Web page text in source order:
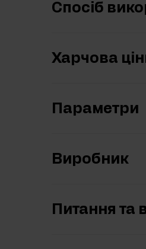
Спосіб
Харчова
Параметри
Виробник
Питання та